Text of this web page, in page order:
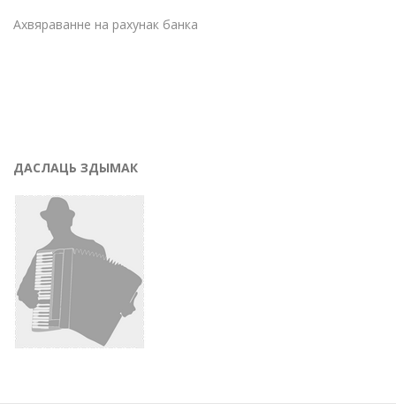
Ахвяраванне на рахунак банка
ДАСЛАЦЬ ЗДЫМАК